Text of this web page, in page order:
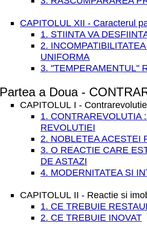
CAPITOLUL XII - Caracterul
1. STIINTA VA
2.
UNIFORMA
3. "TEMPERAMENTUL"
Partea a Doua -
CAPITOLUL I -
1. CONTRAREVOLUTIA
REVOLUTIEI
2. NOBLETEA ACESTEI
3. O REACTIE CARE
DE ASTAZI
4. MODERNITATEA SI
CAPITOLUL II - Reactie si
1. CE TREBUIE
2. CE TREBUIE INOVAT